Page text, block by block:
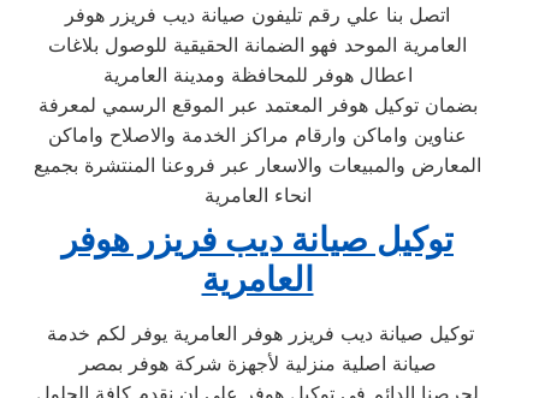
اتصل بنا علي رقم تليفون صيانة ديب فريزر هوفر
العامرية الموحد فهو الضمانة الحقيقية للوصول بلاغات
اعطال هوفر للمحافظة ومدينة العامرية
بضمان توكيل هوفر المعتمد عبر الموقع الرسمي لمعرفة
عناوين واماكن وارقام مراكز الخدمة والاصلاح واماكن
المعارض والمبيعات والاسعار عبر فروعنا المنتشرة بجميع
انحاء العامرية
توكيل صيانة ديب فريزر هوفر
العامرية
صيانة اصلية منزلية لأجهزة شركة هوفر بمصر
لحرصنا الدائم في توكيل هوفر على ان نقدم كافة الحلول